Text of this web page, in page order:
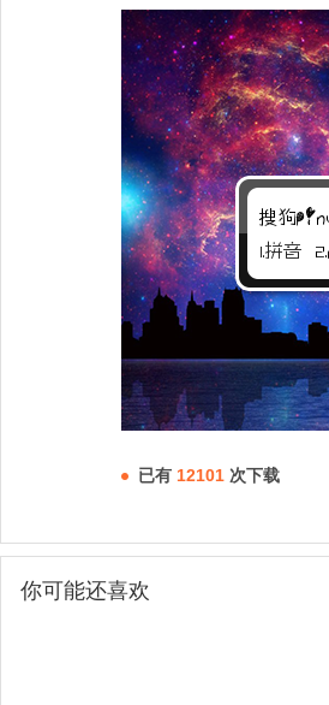
已有 12101 次下载
你可能还喜欢